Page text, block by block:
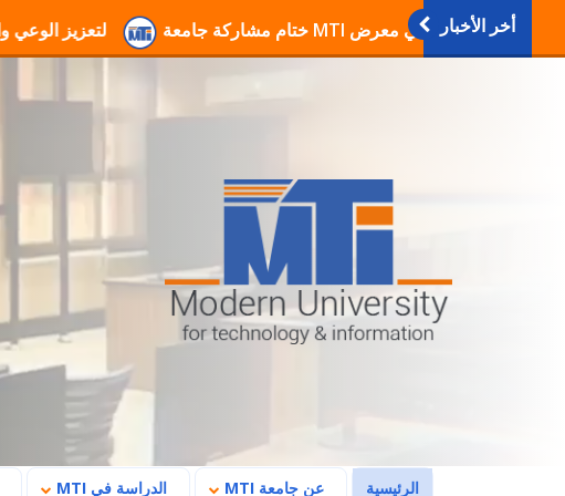
أخر الأخبار انطلاق فعاليات دورات التربية العسكرية والوطنية بجامعة MTI لتعزيز الوعي والانتماء
الرئيسية عن جامعة MTI الدراسة في MTI